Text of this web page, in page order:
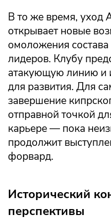
В то же время, уход
открывает новые
омоложения
лидеров. Клубу
атакующую линию и
для развития. Для
завершение
отправной точкой
карьере — пока
продолжит
форвард.
Исторический
перспективы